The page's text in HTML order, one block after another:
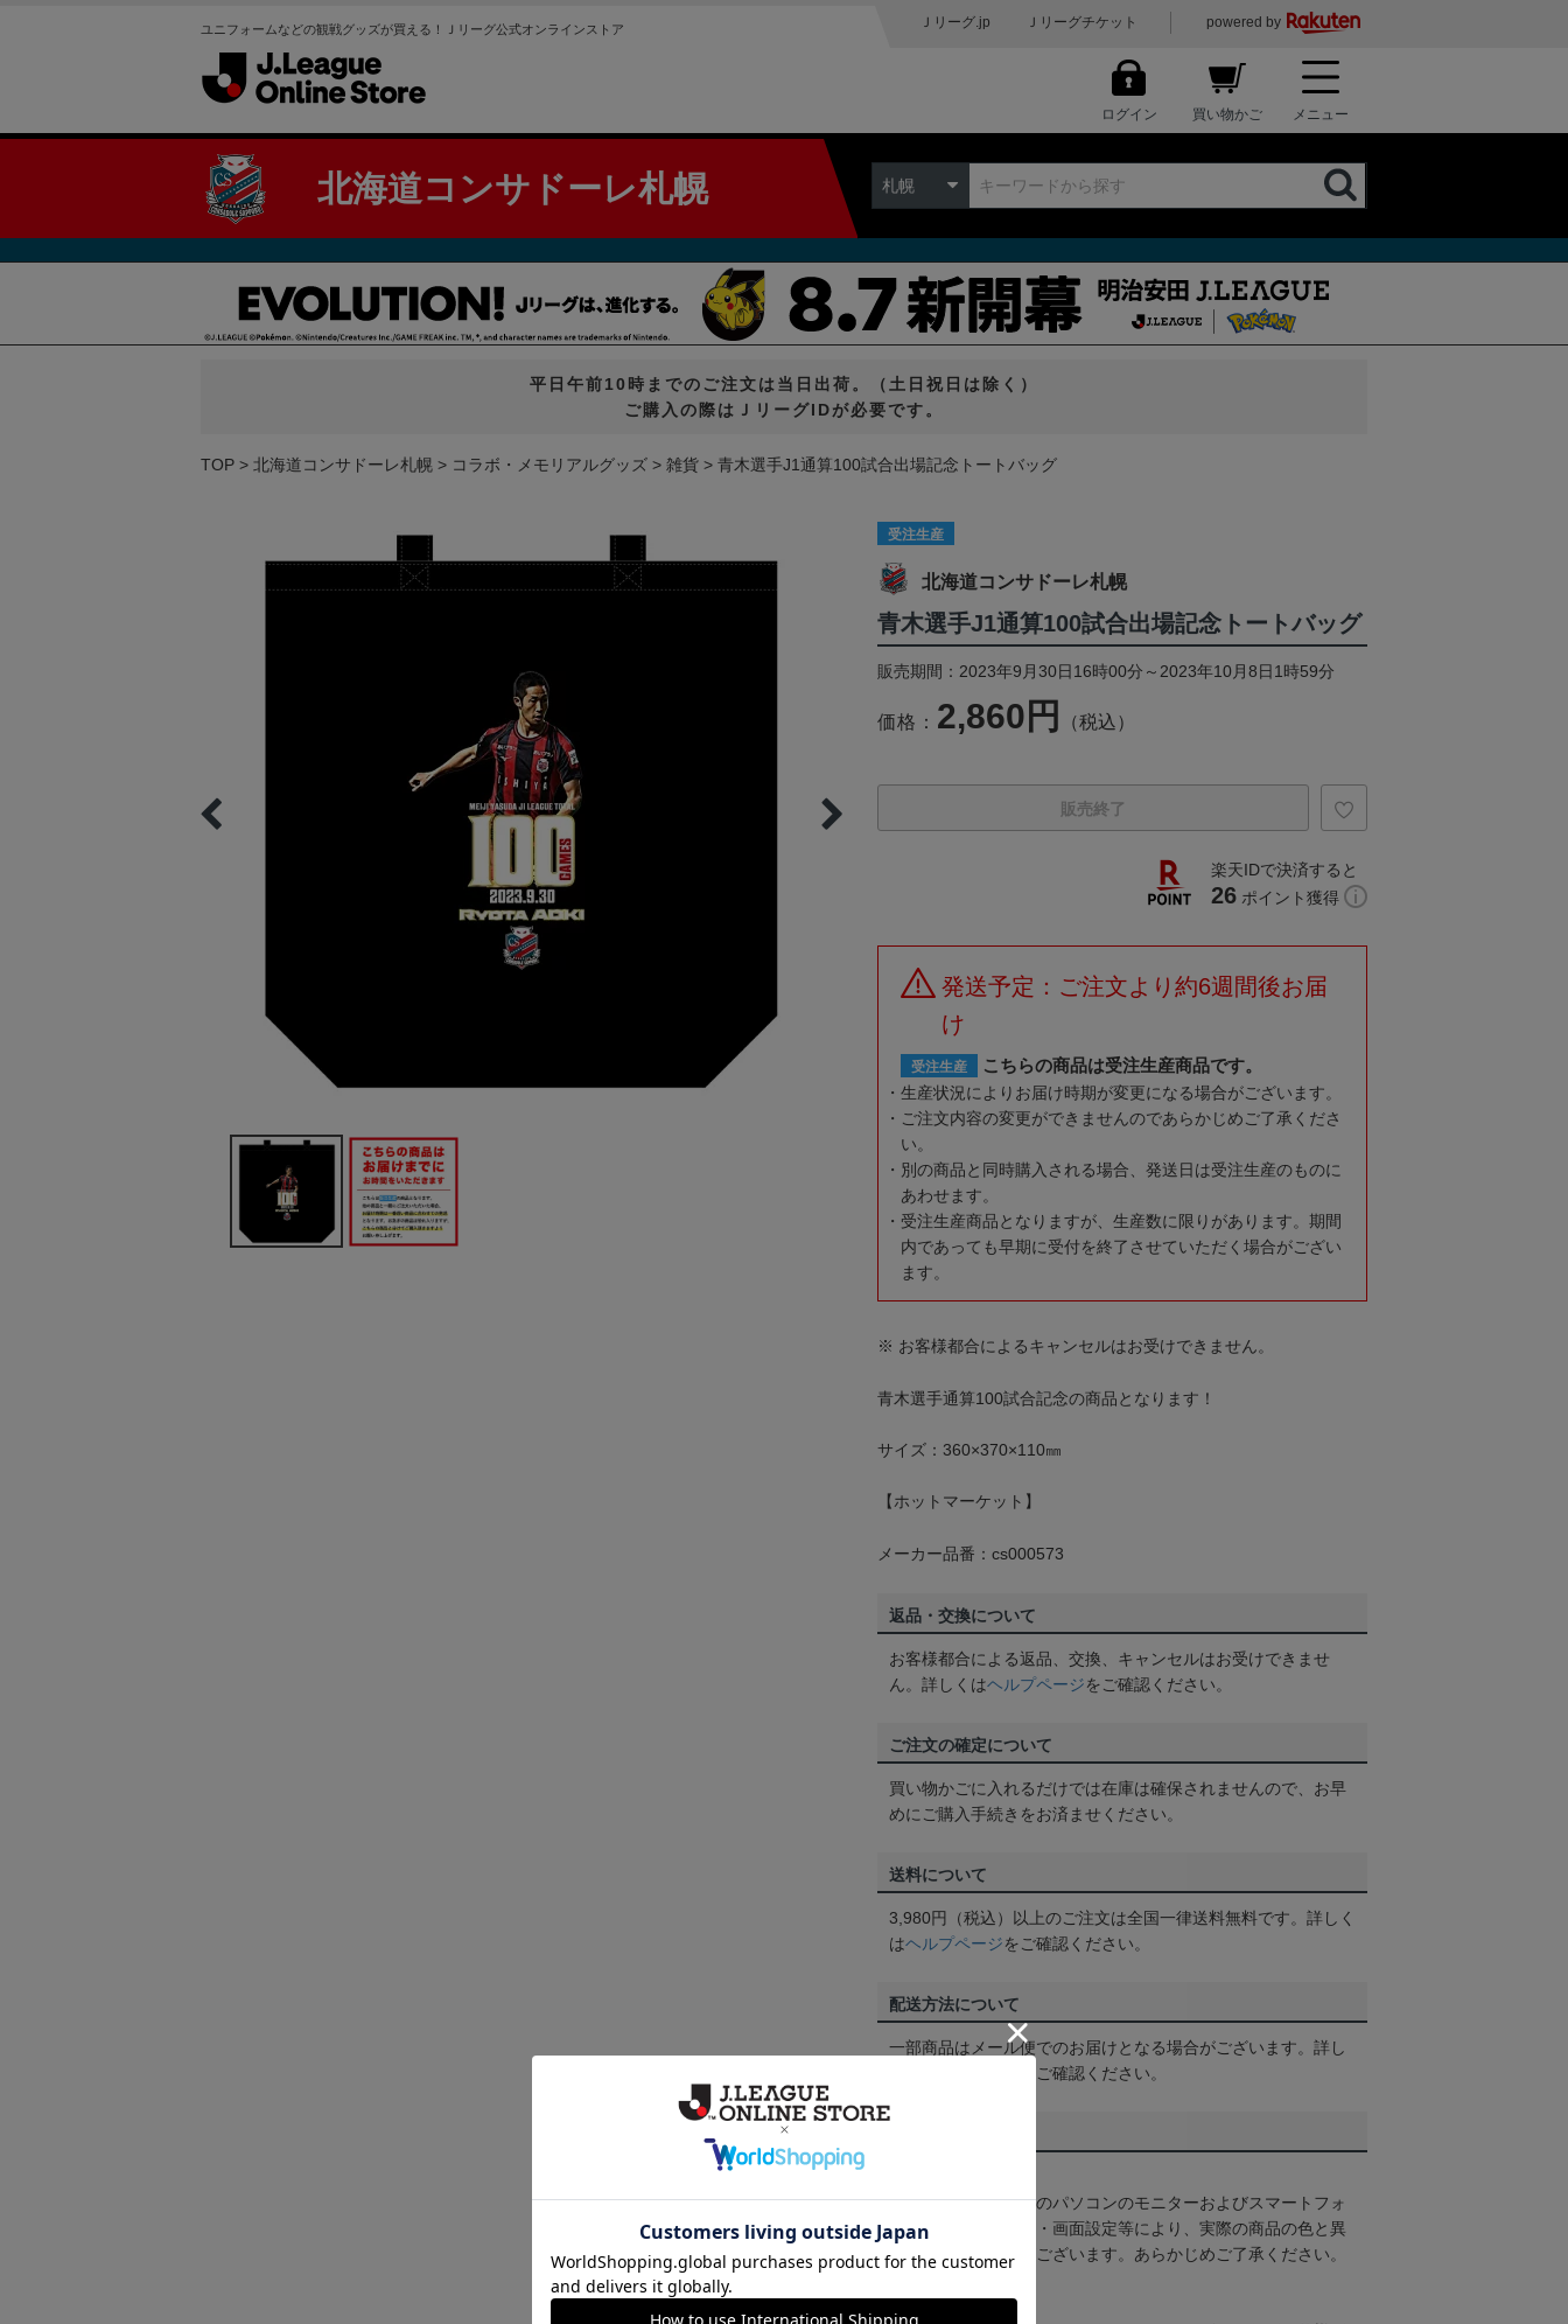
ユニフォームなどの観戦グッズが買える！Ｊリーグ公式オンラインストア Ｊリーグ.jp Ｊリーグチケット powered by
ログイン 買い物かご メニュー
北海道コンサドーレ札幌 札幌
平日午前10時までのご注文は当日出荷。（土日祝日は除く）
ご購入の際はＪリーグIDが必要です。
TOP 北海道コンサドーレ札幌 コラボ・メモリアルグッズ 雑貨 青木選手J1通算100試合出場記念トートバッグ
受注生産
北海道コンサドーレ札幌
青木選手J1通算100試合出場記念トートバッグ
販売期間：2023年9月30日16時00分～2023年10月8日1時59分
価格： 2,860円 （税込）
販売終了
楽天IDで決済すると
26 ポイント獲得
発送予定：ご注文より約6週間後お届
け
受注生産 こちらの商品は受注生産商品です。
生産状況によりお届け時期が変更になる場合がございます。
ご注文内容の変更ができませんのであらかじめご了承くださ
い。
別の商品と同時購入される場合、発送日は受注生産のものに
あわせます。
受注生産商品となりますが、生産数に限りがあります。期間
内であっても早期に受付を終了させていただく場合がござい
ます。
※ お客様都合によるキャンセルはお受けできません。
青木選手通算100試合記念の商品となります！
サイズ：360×370×110㎜
【ホットマーケット】
メーカー品番：cs000573
返品・交換について
お客様都合による返品、交換、キャンセルはお受けできませ
ん。詳しくはヘルプページをご確認ください。
ご注文の確定について
買い物かごに入れるだけでは在庫は確保されませんので、お早
めにご購入手続きをお済ませください。
送料について
3,980円（税込）以上のご注文は全国一律送料無料です。詳しく
はヘルプページをご確認ください。
配送方法について
一部商品はメール便でのお届けとなる場合がございます。詳し
をご確認ください。
商品画像は、お使いのパソコンのモニターおよびスマートフォ
ンのメーカー・機種・画面設定等により、実際の商品の色と異
なって見える場合がございます。あらかじめご了承ください。
【仕様について】